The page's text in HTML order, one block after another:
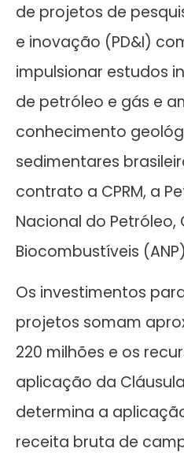
de projetos de
e inovação (PD&I)
impulsionar estudos
de petróleo e gás e
conhecimento
sedimentares
contrato a CPRM, a
Nacional do Petróleo,
Biocombustíveis
Os investimentos
projetos somam
220 milhões e os
aplicação da
determina a
receita bruta de